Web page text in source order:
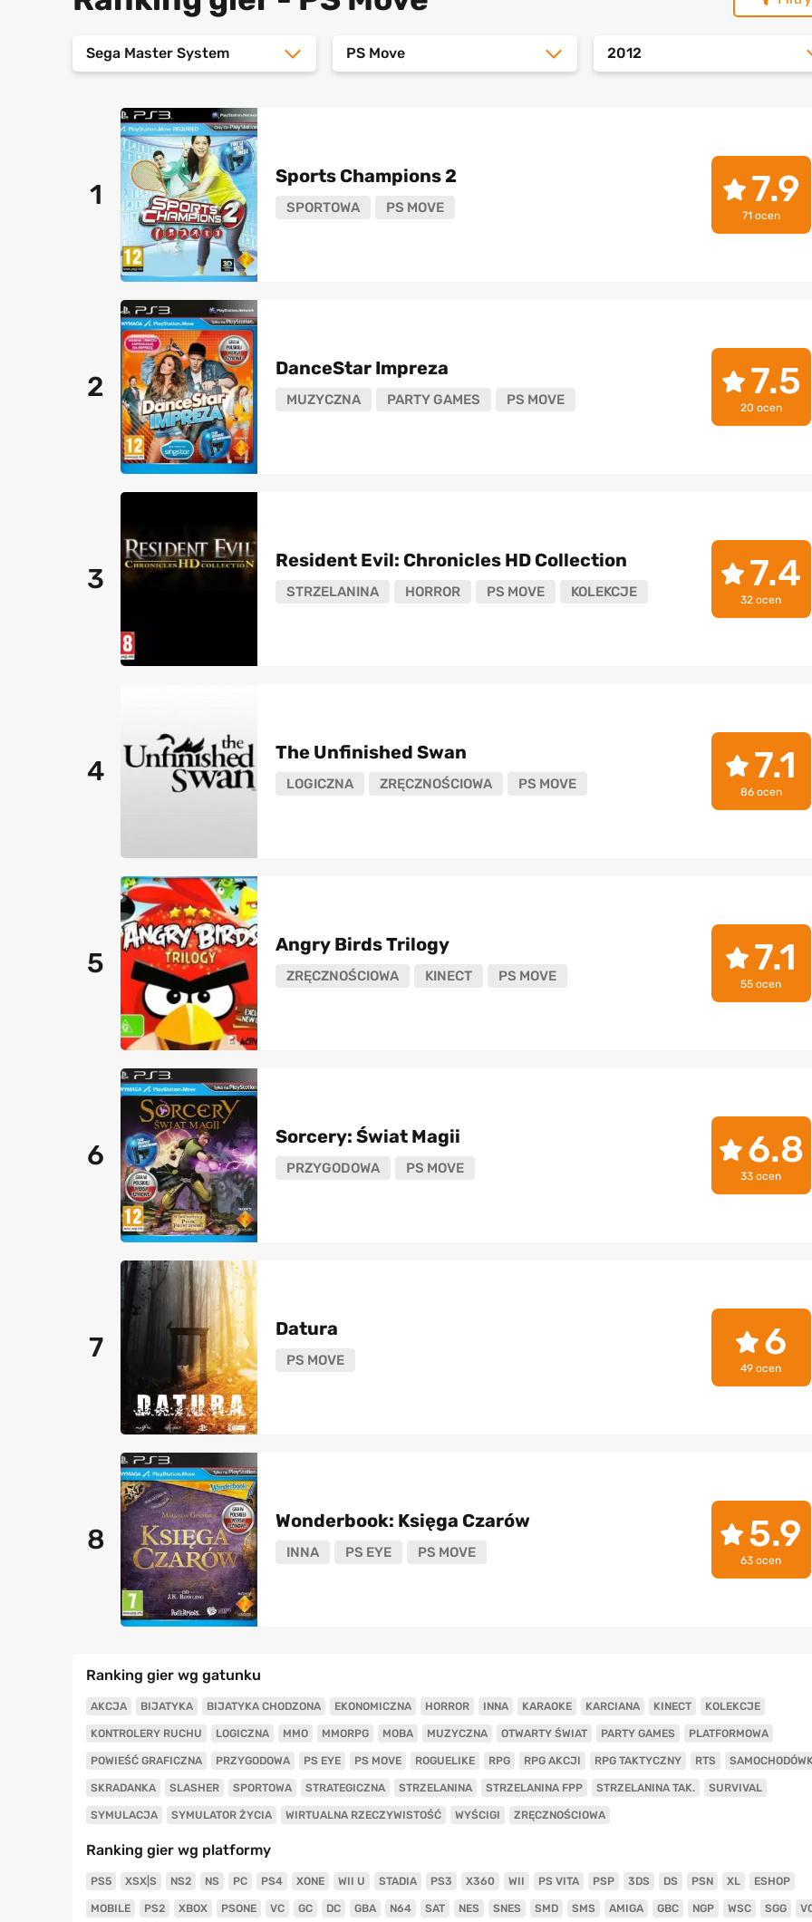
Sega Master System PS Move 2012
1
Sports Champions 2
SPORTOWA PS MOVE 7.9
71 ocen
2
DanceStar Impreza
MUZYCZNA PARTY GAMES PS MOVE 7.5
20 ocen
3
Resident Evil: Chronicles HD Collection
STRZELANINA HORROR PS MOVE KOLEKCJE 7.4
32 ocen
4
The Unfinished Swan
LOGICZNA ZRĘCZNOŚCIOWA PS MOVE 7.1
86 ocen
5
Angry Birds Trilogy
ZRĘCZNOŚCIOWA KINECT PS MOVE 7.1
55 ocen
6
Sorcery: Świat Magii
PRZYGODOWA PS MOVE 6.8
33 ocen
7
Datura
PS MOVE 6
49 ocen
8
Wonderbook: Księga Czarów
INNA PS EYE PS MOVE 5.9
63 ocen
Ranking gier wg gatunku
AKCJA BIJATYKA BIJATYKA CHODZONA EKONOMICZNA HORROR INNA KARAOKE KARCIANA KINECT KOLEKCJE
KONTROLERY RUCHU LOGICZNA MMO MMORPG MOBA MUZYCZNA OTWARTY ŚWIAT PARTY GAMES PLATFORMOWA
POWIEŚĆ GRAFICZNA PRZYGODOWA PS EYE PS MOVE ROGUELIKE RPG RPG AKCJI RPG TAKTYCZNY RTS
SKRADANKA SLASHER SPORTOWA STRATEGICZNA STRZELANINA STRZELANINA FPP STRZELANINA TAK. SURVIVAL
SYMULACJA SYMULATOR ŻYCIA WIRTUALNA RZECZYWISTOŚĆ WYŚCIGI ZRĘCZNOŚCIOWA
Ranking gier wg platformy
PS5 XSX|S NS2 NS PC PS4 XONE WII U STADIA PS3 X360 WII PS VITA PSP 3DS DS PSN XL ESHOP
MOBILE PS2 XBOX PSONE VC GC DC GBA N64 SAT NES SNES SMD SMS AMIGA GBC NGP WSC SGG